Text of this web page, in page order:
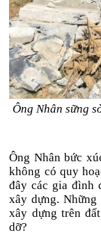
Ông Nhân sững
Ông Nhân bức
không có quy
đây các gia đình
xây dựng.
xây dựng trên
dỡ?